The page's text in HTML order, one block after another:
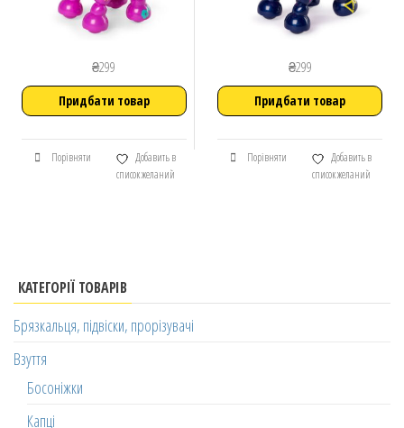
₴299
Придбати товар
Порівняти
Добавить в
список желаний
₴299
Придбати товар
Порівняти
Добавить в
список желаний
КАТЕГОРІЇ ТОВАРІВ
Брязкальця, підвіски, прорізувачі
Взуття
Босоніжки
Капці